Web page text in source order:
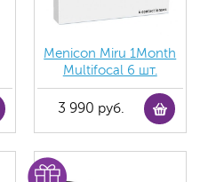
Menicon Miru 1Month
Multifocal 6 шт.
3 990 руб.